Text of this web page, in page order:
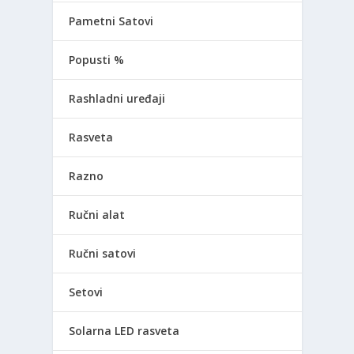
Pametni Satovi
Popusti %
Rashladni uređaji
Rasveta
Razno
Ručni alat
Ručni satovi
Setovi
Solarna LED rasveta